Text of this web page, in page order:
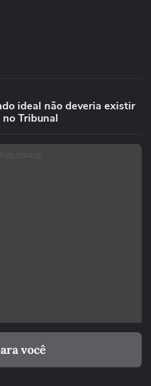
ideal não deveria existir
Tribunal
PUBLICIDADE
você